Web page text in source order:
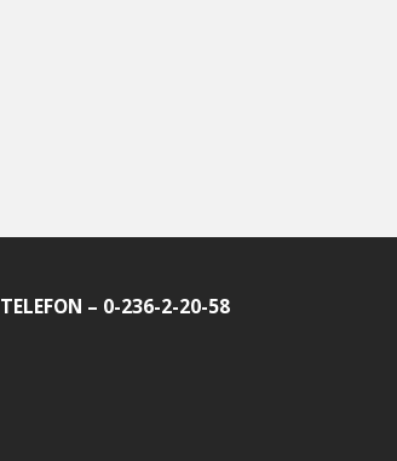
TELEFON – 0-236-2-20-58